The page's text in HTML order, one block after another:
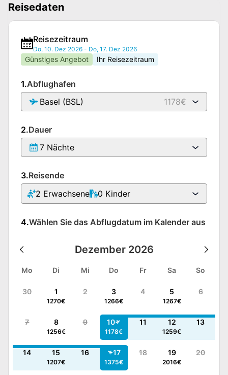
Reisedaten
Reisezeitraum
Do, 10. Dez 2026 - Do, 17. Dez 2026
Günstiges Angebot Ihr Reisezeitraum
1.Abflughafen
Basel (BSL)
1178€
2.Dauer
7 Nächte
3.Reisende
2 Erwachsene 0 Kinder
4.Wählen Sie das Abflugdatum im Kalender aus
Dezember 2026
Mo Di Mi Do Fr Sa So
30 1
1270€
2 3
1266€
4 5
1267€
6
7 8
1256€
9 10
1178€
11 12
1259€
13
14 15
1207€
16 17
1375€
18 19
2016€
20